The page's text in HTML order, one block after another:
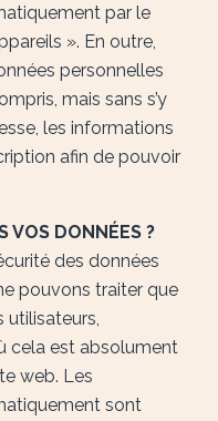
par le
». En outre,
personnelles
mais sans s’y
les informations
afin de pouvoir
VOS DONNÉES ?
des données
pouvons traiter que
cela est absolument
web. Les
sont